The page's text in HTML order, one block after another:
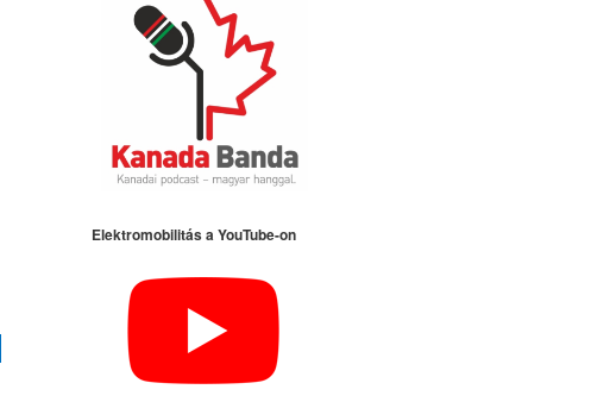
Elektromobilitás a YouTube-on